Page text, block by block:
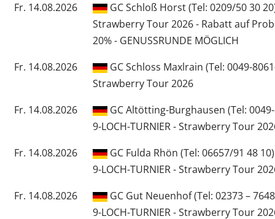
Fr. 14.08.2026
GC Schloß Horst (Tel: 0209/50 30
Strawberry Tour 2026 - Rabatt auf
20% - GENUSSRUNDE MÖGLICH
Fr. 14.08.2026
GC Schloss Maxlrain (Tel: 0049-
Strawberry Tour 2026
Fr. 14.08.2026
GC Altötting-Burghausen (Tel:
9-LOCH-TURNIER - Strawberry Tour
Fr. 14.08.2026
GC Fulda Rhön (Tel: 06657/91 48 10)
9-LOCH-TURNIER - Strawberry Tour
Fr. 14.08.2026
GC Gut Neuenhof (Tel: 02373 –
9-LOCH-TURNIER - Strawberry Tour